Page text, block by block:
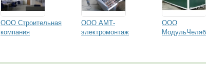
ООО Строительная
компания
ООО АМТ-
электромонтаж
ООО